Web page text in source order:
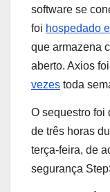
software se
foi hospedado
que armazena
aberto. Axios
vezes toda
O sequestro foi
de três horas
terça-feira, de
segurança